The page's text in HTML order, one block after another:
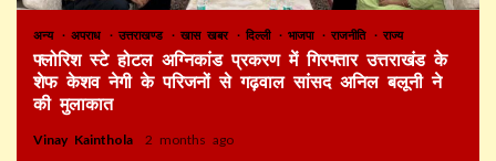
अन्य अपराध उत्तराखण्ड खास खबर दिल्ली भाजपा राजनीति राज्य
फ्लोरिश स्टे होटल अग्निकांड प्रकरण में गिरफ्तार उत्तराखंड के
शेफ केशव नेगी के परिजनों से गढ़वाल सांसद अनिल बलूनी ने
की मुलाकात
Vinay Kainthola 2 months ago